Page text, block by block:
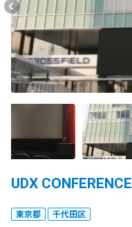
UDX CONFERENCE
東京都 千代田区